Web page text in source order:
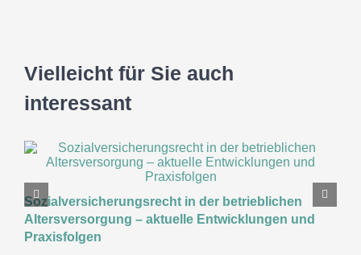
Vielleicht für Sie auch
interessant
Sozialversicherungsrecht in der betrieblichen
Altersversorgung – aktuelle Entwicklungen und
Praxisfolgen